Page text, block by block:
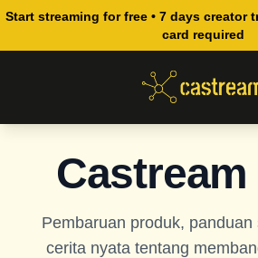
Start streaming for free • 7 days creator
card required
Castream
Pembaruan produk, panduan
cerita nyata tentang